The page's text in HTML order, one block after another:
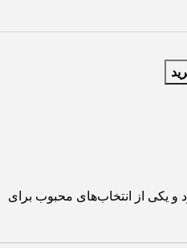
یکی از انتخاب‌های محبوب برای